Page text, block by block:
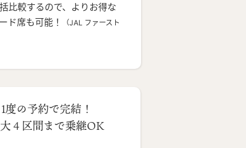
比較するので、よりお得な
ド席も可能！
（JAL ファースト
1度の予約で完結！
４区間まで乗継OK